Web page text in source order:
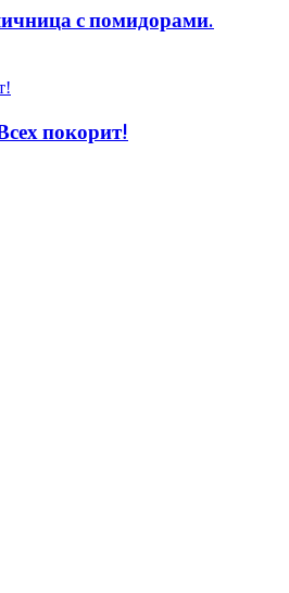
с помидорами.
покорит!